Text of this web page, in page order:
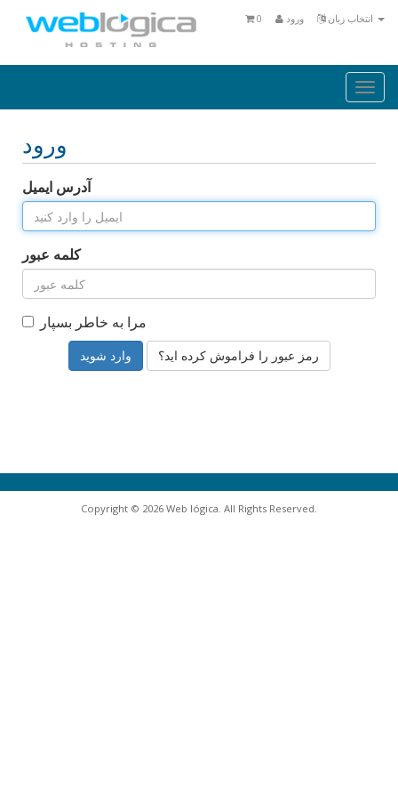
ورود 0
ورود
آدرس ایمیل
کلمه عبور
مرا به خاطر بسپار
رمز عبور را فراموش کرده اید؟
Copyright © 2026 Web lógica. All Rights Reserved.